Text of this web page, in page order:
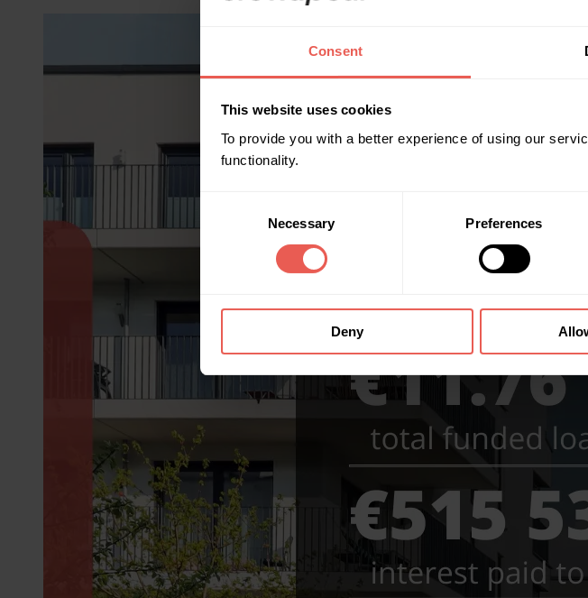
Consent
This website uses cookies
To provide you with a better experience of using our
functionality.
Consent
Necessary Preferences
Deny